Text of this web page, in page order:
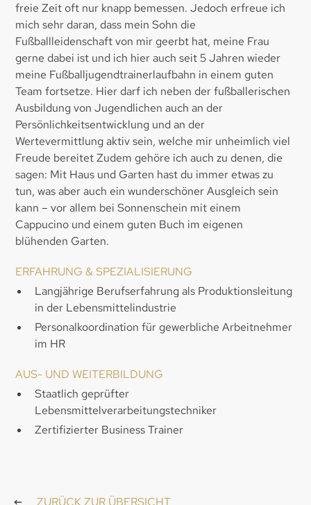
freie Zeit oft nur knapp bemessen. Jedoch erfreue ich
mich sehr daran, dass mein Sohn die
Fußballleidenschaft von mir geerbt hat, meine Frau
gerne dabei ist und ich hier auch seit 5 Jahren wieder
meine Fußballjugendtrainerlaufbahn in einem guten
Team fortsetze. Hier darf ich neben der fußballerischen
Ausbildung von Jugendlichen auch an der
Persönlichkeitsentwicklung und an der
Wertevermittlung aktiv sein, welche mir unheimlich viel
Freude bereitet Zudem gehöre ich auch zu denen, die
sagen: Mit Haus und Garten hast du immer etwas zu
tun, was aber auch ein wunderschöner Ausgleich sein
kann – vor allem bei Sonnenschein mit einem
Cappucino und einem guten Buch im eigenen
blühenden Garten.
ERFAHRUNG & SPEZIALISIERUNG
Langjährige Berufserfahrung als Produktionsleitung
in der Lebensmittelindustrie
Personalkoordination für gewerbliche Arbeitnehmer
im HR
AUS- UND WEITERBILDUNG
Staatlich geprüfter
Lebensmittelverarbeitungstechniker
Zertifizierter Business Trainer
ZURÜCK ZUR ÜBERSICHT